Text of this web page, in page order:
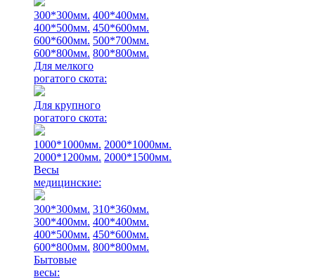
300*300мм. 400*400мм.
400*500мм. 450*600мм.
600*600мм. 500*700мм.
600*800мм. 800*800мм.
Для мелкого
рогатого скота:
Для крупного
рогатого скота:
1000*1000мм. 2000*1000мм.
2000*1200мм. 2000*1500мм.
Весы
медицинские:
300*300мм. 310*360мм.
300*400мм. 400*400мм.
400*500мм. 450*600мм.
600*800мм. 800*800мм.
Бытовые
весы: